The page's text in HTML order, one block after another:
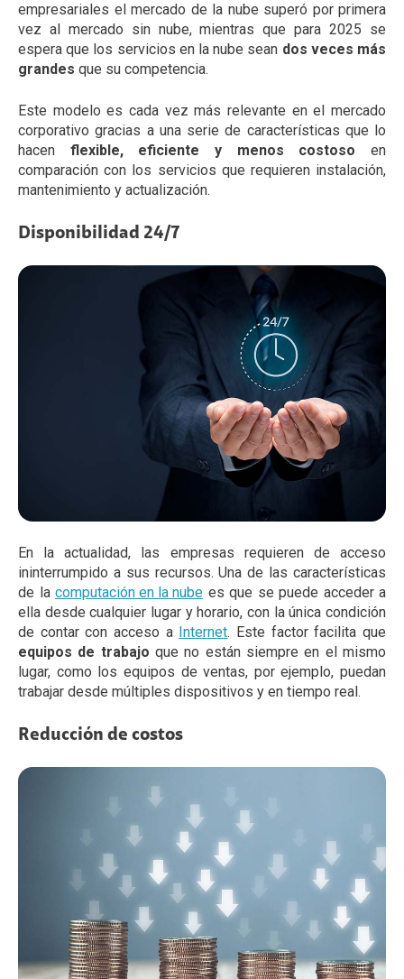
empresariales el mercado de la nube superó por primera
vez al mercado sin nube, mientras que para 2025 se
espera que los servicios en la nube sean dos veces más
grandes que su competencia.
Este modelo es cada vez más relevante en el mercado
corporativo gracias a una serie de características que lo
hacen flexible, eficiente y menos costoso en
comparación con los servicios que requieren instalación,
mantenimiento y actualización.
Disponibilidad 24/7
En la actualidad, las empresas requieren de acceso
ininterrumpido a sus recursos. Una de las características
de la computación en la nube es que se puede acceder a
ella desde cualquier lugar y horario, con la única condición
de contar con acceso a Internet. Este factor facilita que
equipos de trabajo que no están siempre en el mismo
lugar, como los equipos de ventas, por ejemplo, puedan
trabajar desde múltiples dispositivos y en tiempo real.
Reducción de costos